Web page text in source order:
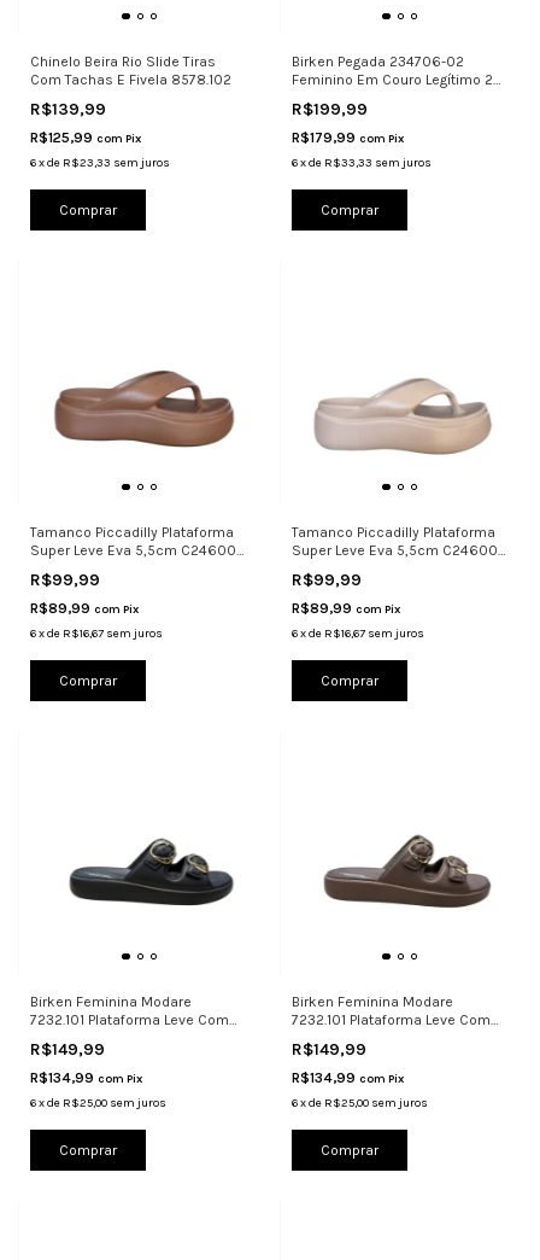
Chinelo Beira Rio Slide Tiras
Com Tachas E Fivela 8578.102
R$139,99
R$125,99 com Pix
6xde R$23,33 sem juros
Comprar
Birken Pegada 234706-02
Feminino Em Couro Legítimo 2
R$199,99
R$179,99 com Pix
6 xde R$33,33 sem juros
Comprar
Tamanco Piccadilly Plataforma
Super Leve Eva 5,5cm C246003
R$99,99
R$89,99 com Pix
6xde R$16,67 sem juros
Comprar
Tamanco Piccadilly Plataforma
Super Leve Eva 5,5cm C246003
R$99,99
R$89,99 com Pix
6 xde R$16,67 sem juros
Comprar
Birken Feminina Modare
7232.101 Plataforma Leve Com
R$149,99
R$134,99 com Pix
6xde R$25,00 sem juros
Comprar
Birken Feminina Modare
7232.101 Plataforma Leve Com
R$149,99
R$134,99 com Pix
6 xde R$25,00 sem juros
Comprar